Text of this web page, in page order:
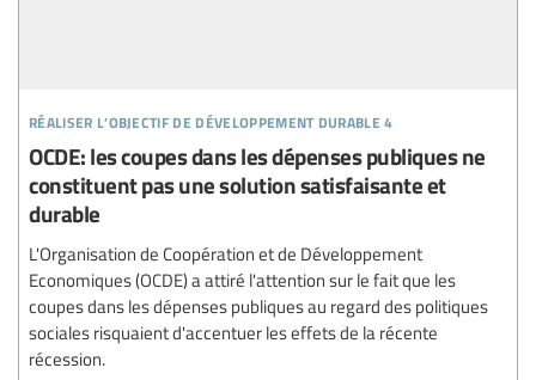
réaliser l’objectif de développement durable 4
OCDE: les coupes dans les dépenses publiques ne
constituent pas une solution satisfaisante et
durable
L'Organisation de Coopération et de Développement
Economiques (OCDE) a attiré l'attention sur le fait que les
coupes dans les dépenses publiques au regard des politiques
sociales risquaient d'accentuer les effets de la récente
récession.